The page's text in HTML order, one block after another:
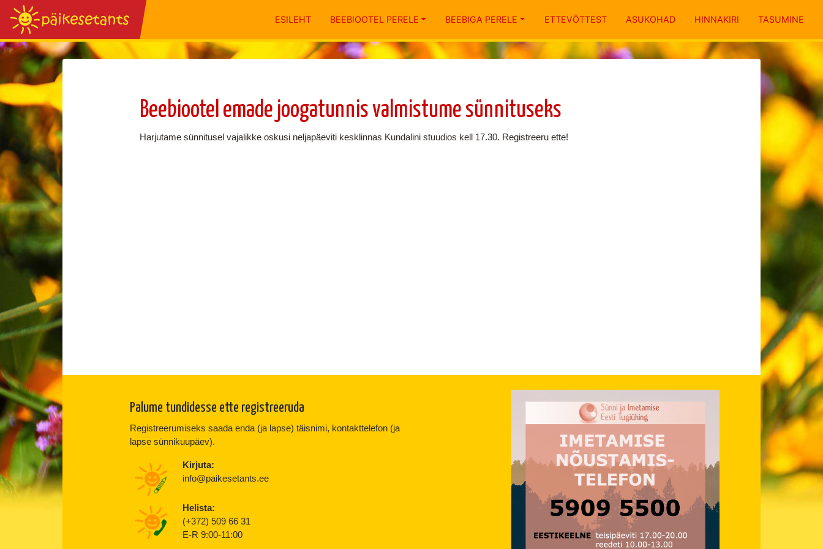
ESILEHT BEEBIOOTEL PERELE BEEBIGA PERELE ETTEVÕTTEST ASUKOHAD HINNAKIRI TASUMINE
Beebiootel emade joogatunnis valmistume sünnituseks
Harjutame sünnitusel vajalikke oskusi neljapäeviti kesklinnas Kundalini stuudios kell 17.30. Registreeru ette!
Palume tundidesse ette registreeruda
Registreerumiseks saada enda (ja lapse) täisnimi, kontakttelefon (ja
lapse sünnikuupäev).
Kirjuta:
info@paikesetants.ee
Helista:
(+372) 509 66 31
E-R 9:00-11:00